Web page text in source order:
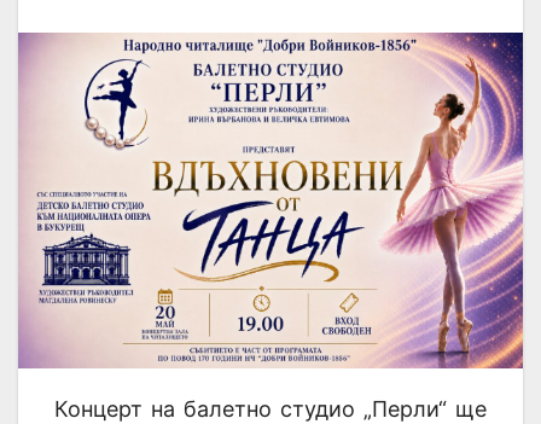
Концерт на балетно студио „Перли“ ще